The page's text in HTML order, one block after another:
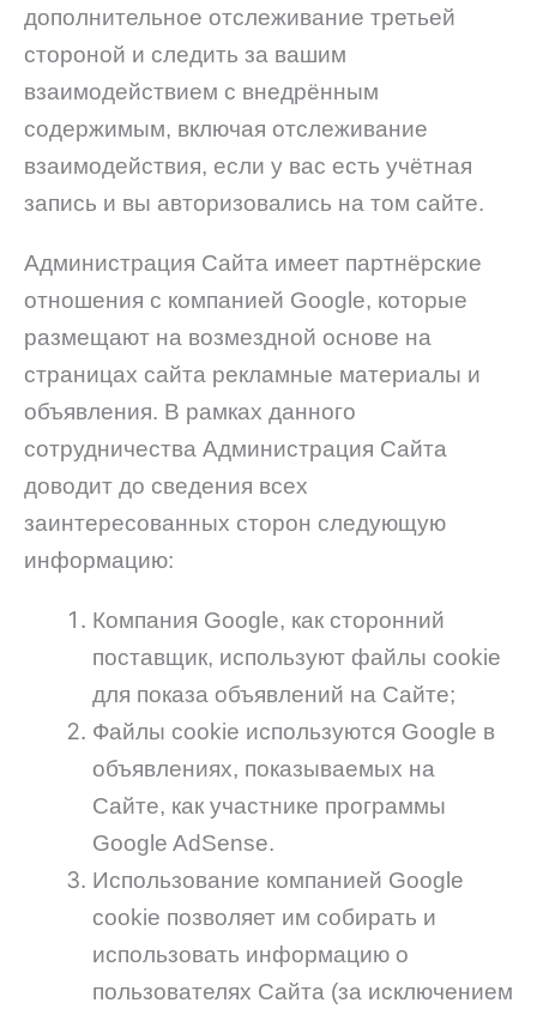
дополнительное отслеживание третьей
стороной и следить за вашим
взаимодействием с внедрённым
содержимым, включая отслеживание
взаимодействия, если у вас есть учётная
запись и вы авторизовались на том сайте.
Администрация Сайта имеет партнёрские
отношения с компанией Google, которые
размещают на возмездной основе на
страницах сайта рекламные материалы и
объявления. В рамках данного
сотрудничества Администрация Сайта
доводит до сведения всех
заинтересованных сторон следующую
информацию:
Компания Google, как сторонний
поставщик, используют файлы cookie
для показа объявлений на Сайте;
Файлы cookie используются Google в
объявлениях, показываемых на
Сайте, как участнике программы
Google AdSense.
Использование компанией Google
cookie позволяет им собирать и
использовать информацию о
пользователях Сайта (за исключением